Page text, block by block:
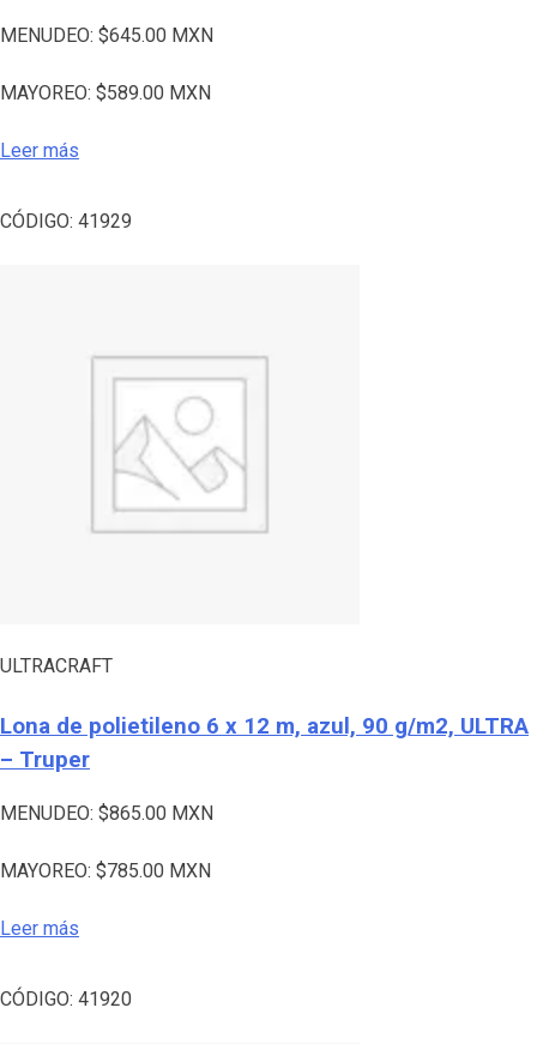
MENUDEO: $645.00 MXN
MAYOREO: $589.00 MXN
Leer más
CÓDIGO: 41929
ULTRACRAFT
Lona de polietileno 6 x 12 m, azul, 90 g/m2, ULTRA
– Truper
MENUDEO: $865.00 MXN
MAYOREO: $785.00 MXN
Leer más
CÓDIGO: 41920